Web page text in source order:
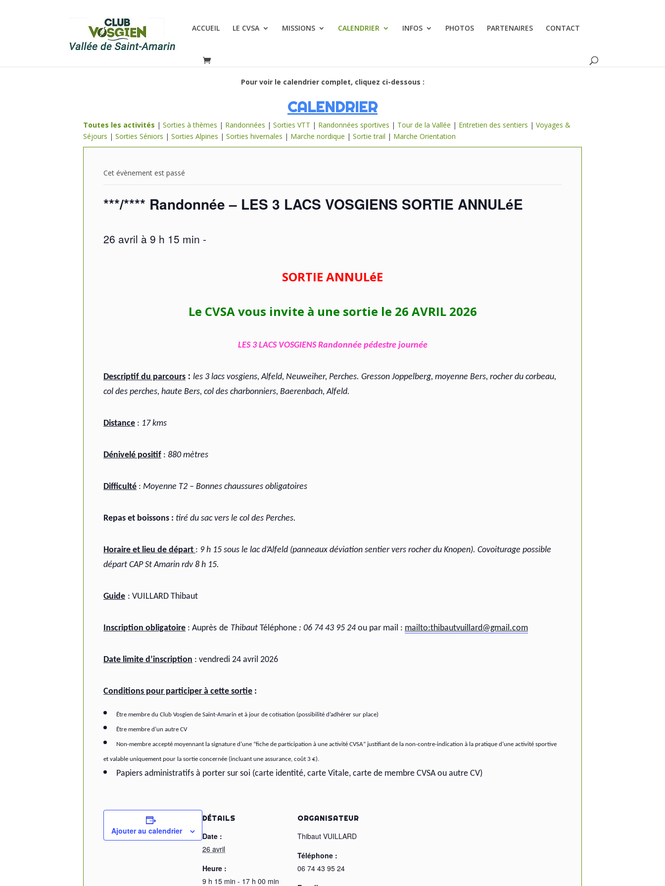
ACCUEIL LE CVSA MISSIONS CALENDRIER INFOS PHOTOS PARTENAIRES CONTACT
Pour voir le calendrier complet, cliquez ci-dessous :
CALENDRIER
Toutes les activités | Sorties à thèmes | Randonnées | Sorties VTT | Randonnées sportives | Tour de la Vallée | Entretien des sentiers | Voyages &
Séjours | Sorties Séniors | Sorties Alpines | Sorties hivernales | Marche nordique | Sortie trail | Marche Orientation
Cet évènement est passé
***/**** Randonnée – LES 3 LACS VOSGIENS SORTIE ANNULéE
26 avril à 9 h 15 min -
SORTIE ANNULéE
Le CVSA vous invite à une sortie le 26 AVRIL 2026
LES 3 LACS VOSGIENS Randonnée pédestre journée
Descriptif du parcours : les 3 lacs vosgiens, Alfeld, Neuweiher, Perches. Gresson Joppelberg, moyenne Bers, rocher du corbeau,
col des perches, haute Bers, col des charbonniers, Baerenbach, Alfeld.
Distance : 17 kms
Dénivelé positif : 880 mètres
Difficulté : Moyenne T2 – Bonnes chaussures obligatoires
Repas et boissons : tiré du sac vers le col des Perches.
Horaire et lieu de départ : 9 h 15 sous le lac d’Alfeld (panneaux déviation sentier vers rocher du Knopen). Covoiturage possible
départ CAP St Amarin rdv 8 h 15.
Guide : VUILLARD Thibaut
Inscription obligatoire : Auprès de Thibaut Téléphone : 06 74 43 95 24 ou par mail : mailto:thibautvuillard@gmail.com
Date limite d’inscription : vendredi 24 avril 2026
Conditions pour participer à cette sortie :
Être membre du Club Vosgien de Saint-Amarin et à jour de cotisation (possibilité d’adhérer sur place)
Être membre d’un autre CV
Non-membre accepté moyennant la signature d’une “fiche de participation à une activité CVSA” justifiant de la non-contre-indication à la pratique d’une activité sportive
et valable uniquement pour la sortie concernée (incluant une assurance, coût 3 €).
Papiers administratifs à porter sur soi (carte identité, carte Vitale, carte de membre CVSA ou autre CV)
Ajouter au calendrier
DÉTAILS
Date :
26 avril
Heure :
9 h 15 min - 17 h 00 min
ORGANISATEUR
Thibaut VUILLARD
Téléphone :
06 74 43 95 24